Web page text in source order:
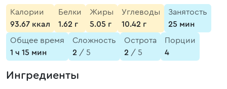
Калории
93.67 ккал
Белки
1.62 г
Жиры
5.05 г
Углеводы
10.42 г
Занятость
25 мин
Общее время
1 ч 15 мин
Сложность
2 / 5
Острота
2 / 5
Порции
4
Ингредиенты